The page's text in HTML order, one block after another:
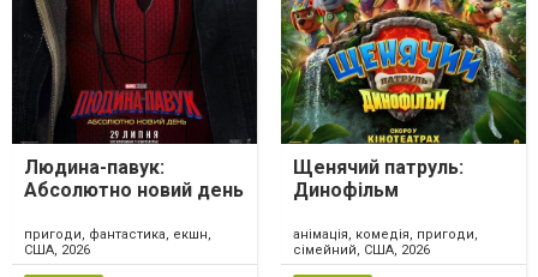
Людина-павук:
Абсолютно новий день
пригоди, фантастика, екшн,
США, 2026
Щенячий патруль:
Динофільм
анімація, комедія, пригоди,
сімейний, США, 2026